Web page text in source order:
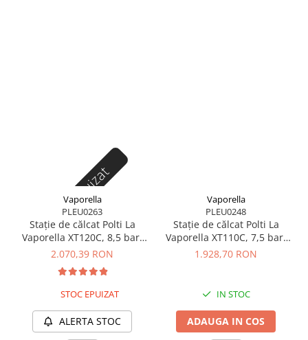
Stoc epuizat
Vaporella
PLEU0263
Stație de călcat Polti La
Vaporella XT120C, 8,5 bar,
Steam Pulse 600 g
2.070,39 RON
STOC EPUIZAT
ALERTA STOC
Vaporella
PLEU0248
Stație de călcat Polti La
Vaporella XT110C, 7,5 bar,
Steam Pulse 500 g
1.928,70 RON
IN STOC
ADAUGA IN COS